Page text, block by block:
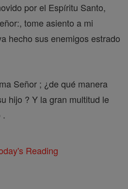
por el Espíritu Santo,
tome asiento a mi
hecho sus enemigos estrado
Señor ; ¿de qué manera
hijo ? Y la gran multitud le
.
Reading